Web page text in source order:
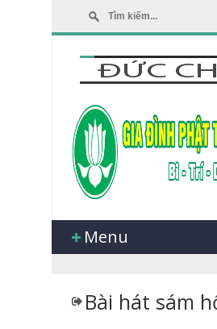
Menu
Bài hát sám